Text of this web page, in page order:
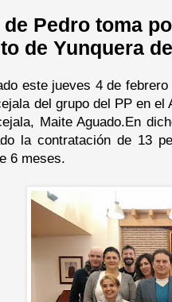
Pedro toma
de Yunquera
este jueves 4 de
del grupo del PP en
Maite Aguado.En
la contratación de 13
6 meses.